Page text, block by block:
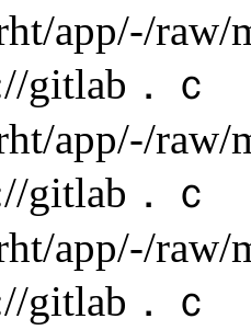
app/-/
gitlab．ｃ
app/-/
gitlab．ｃ
app/-/
gitlab．ｃ